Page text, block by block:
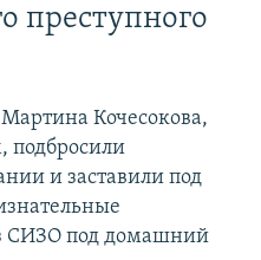
преступного
Кочесокова,
подбросили
и заставили под
СИЗО под домашний